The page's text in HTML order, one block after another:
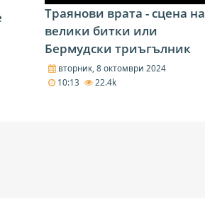
Траянови врата - сцена на
велики битки или
Бермудски триъгълник
вторник, 8 октомври 2024
10:13
22.4k